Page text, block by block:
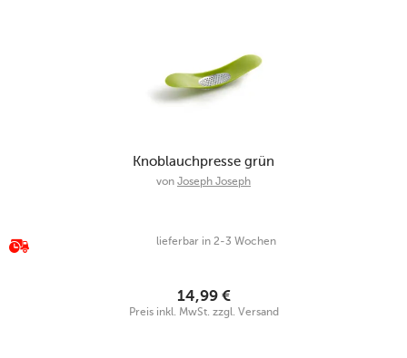
Knoblauchpresse grün
von Joseph Joseph
lieferbar in 2-3 Wochen
14,99 €
Preis inkl. MwSt. zzgl. Versand